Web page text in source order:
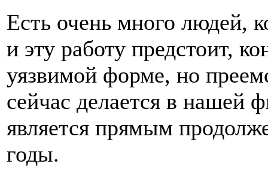
Есть очень много людей,
и эту работу предстоит,
уязвимой форме, но
сейчас делается в нашей
является прямым
годы.